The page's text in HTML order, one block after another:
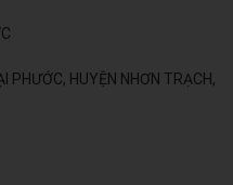
PHƯỚC, HUYỆN NHƠN TRẠCH,